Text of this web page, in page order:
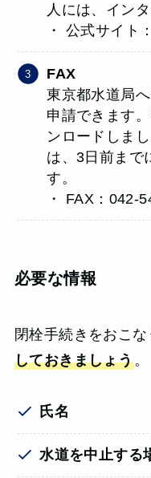
人には、イン
・ 公式サイト
FAX
東京都水道局
申請できます
ンロードしま
は、3日前まで
す。
・ FAX：042-
必要な情報
閉栓手続きをおこな
しておきましょう。
氏名
水道を中止する